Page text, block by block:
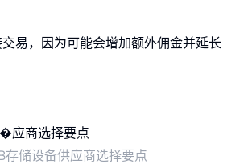
易，因为可能会增加额外佣金并延长
存储设备供应商选择要点